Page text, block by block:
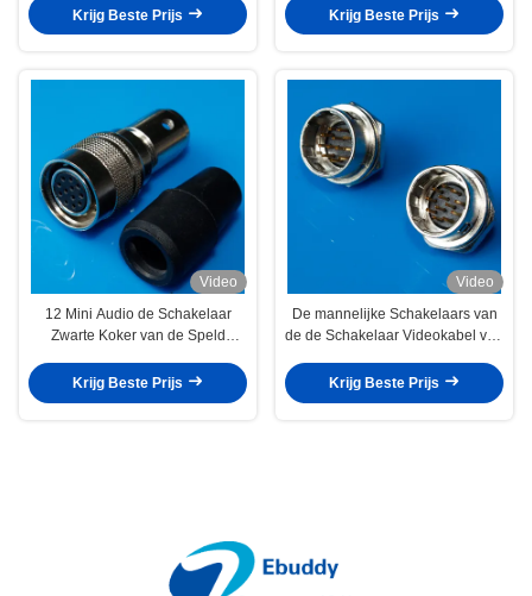
Medische Uitrusting, Monitor
Krijg Beste Prijs
Krijg Beste Prijs
Video
12 Mini Audio de Schakelaar
Zwarte Koker van de Speld
Krijg Beste Prijs
Video
De mannelijke Schakelaars van
de de Schakelaar Videokabel van
Balans Zelfsluitend
Krijg Beste Prijs